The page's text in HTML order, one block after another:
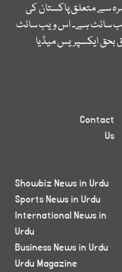
سے متعلق پاکستان کی
سائٹ ہے۔ اس ویب سائٹ
بحق ایکسپریس میڈیا
Contact
Us
Showbiz News in Urdu
Sports News in Urdu
International News in
Urdu
Business News in Urdu
Urdu Magazine